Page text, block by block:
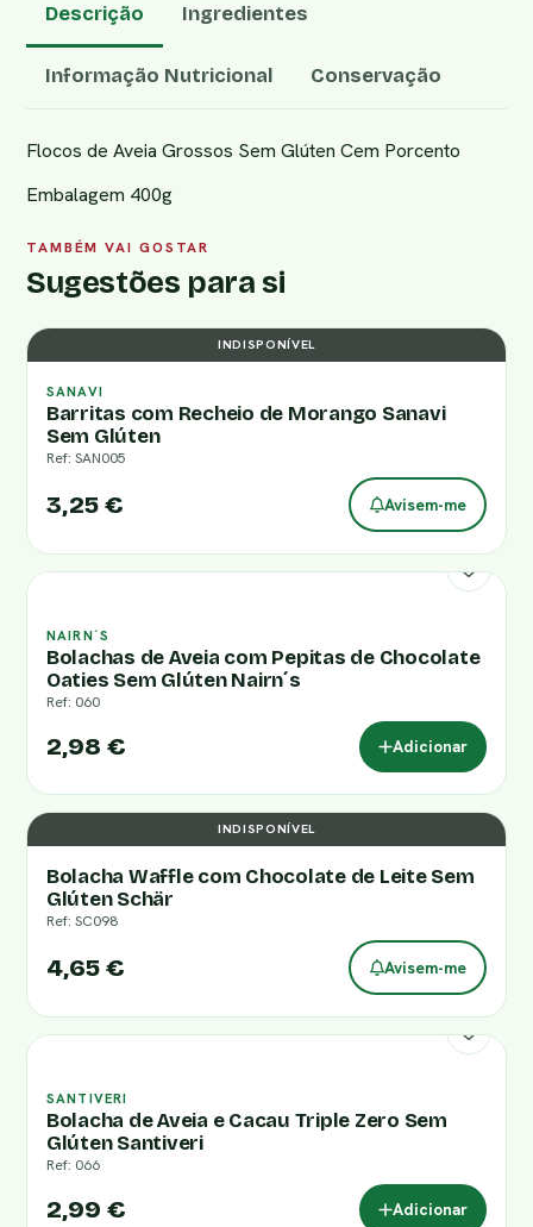
Descrição Ingredientes
Informação Nutricional Conservação
Flocos de Aveia Grossos Sem Glúten Cem Porcento
Embalagem 400g
TAMBÉM VAI GOSTAR
Sugestões para si
INDISPONÍVEL
SANAVI
Barritas com Recheio de Morango Sanavi
Sem Glúten
Ref: SAN005
3,25 € Avisem-me
NAIRN´S
Bolachas de Aveia com Pepitas de Chocolate
Oaties Sem Glúten Nairn´s
Ref: 060
2,98 € Adicionar
INDISPONÍVEL
Bolacha Waffle com Chocolate de Leite Sem
Glúten Schär
Ref: SC098
4,65 € Avisem-me
SANTIVERI
Bolacha de Aveia e Cacau Triple Zero Sem
Glúten Santiveri
Ref: 066
2,99 € Adicionar